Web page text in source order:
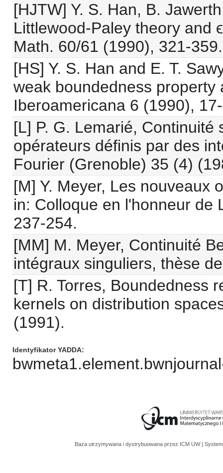
[HJTW] Y. S. Han, B.
Littlewood-Paley theory and
Math. 60/61 (1990), 321-359.
[HS] Y. S. Han and E. T.
weak boundedness property
Iberoamericana 6 (1990),
[L] P. G. Lemarié,
opérateurs définis par des
Fourier (Grenoble) 35 (4)
[M] Y. Meyer, Les nouveaux
in: Colloque en l'honneur de
237-254.
[MM] M. Meyer, Continuité
intégraux singuliers, thèse
[T] R. Torres, Boundedness
kernels on distribution
(1991).
Identyfikator YADDA
Baza utrzymywana i dystrybuowana przez ICM UW |